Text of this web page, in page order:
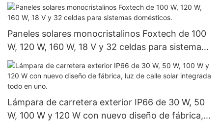
doméstico. Precio de fábrica - Foxtech Solar.
Paneles solares monocristalinos Foxtech de 100
W, 120 W, 160 W, 18 V y 32 celdas para sistemas
domésticos.
Lámpara de carretera exterior IP66 de 30 W, 50
W, 100 W y 120 W con nuevo diseño de fábrica,